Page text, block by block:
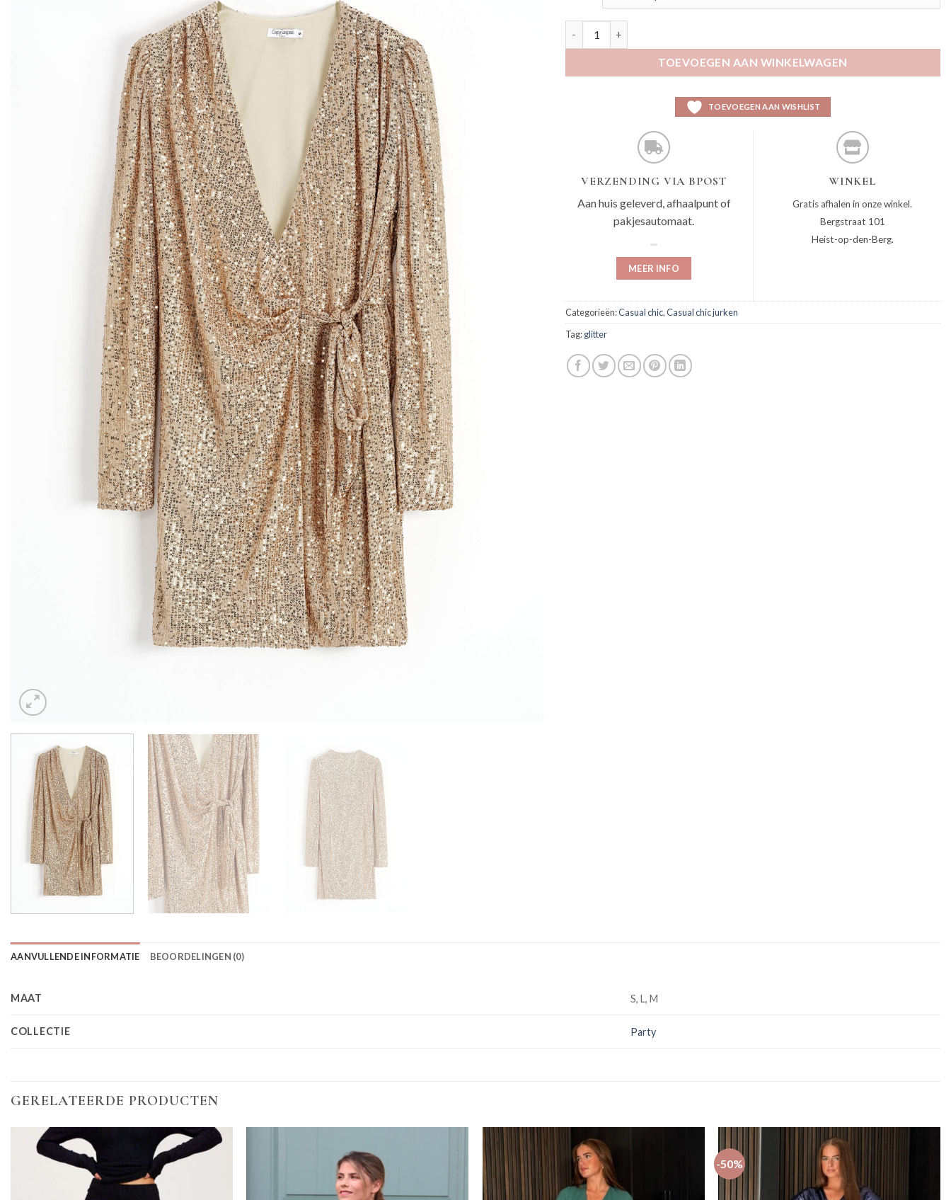
TOEVOEGEN AAN WINKELWAGEN
TOEVOEGEN AAN WISHLIST
VERZENDING VIA BPOST
Aan huis geleverd, afhaalpunt of
pakjesautomaat.
MEER INFO
WINKEL
Gratis afhalen in onze winkel.
Bergstraat 101
Heist-op-den-Berg.
Categorieën:Casual chic,Casual chic jurken
Tag:glitter
AANVULLENDE INFORMATIE BEOORDELINGEN (0)
MAAT S, L, M
COLLECTIE Party
GERELATEERDE PRODUCTEN
-50%